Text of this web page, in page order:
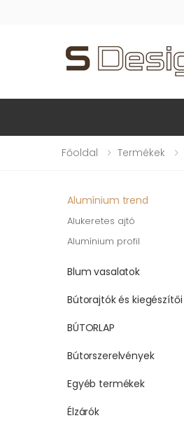
Főoldal Termékek
Alumínium trend
Alukeretes ajtó
Alumínium profil
Blum vasalatok
Bútorajtók és kiegészítői
BÚTORLAP
Bútorszerelvények
Egyéb termékek
Élzárók